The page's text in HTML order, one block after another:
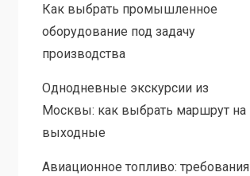
Как выбрать промышленное
оборудование под задачу
производства
Однодневные экскурсии из
Москвы: как выбрать маршрут на
выходные
Авиационное топливо: требования